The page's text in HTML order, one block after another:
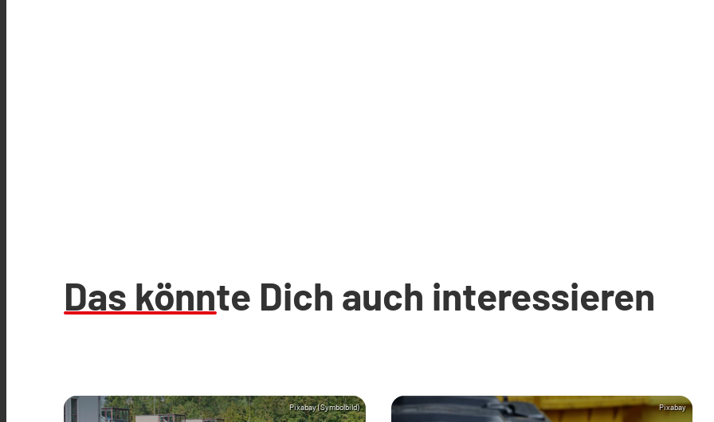
Das könnte Dich auch interessieren
Pixabay (Symbolbild) Pixabay